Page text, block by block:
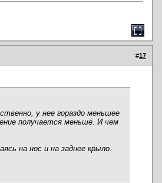
#17
у нее гораздо меньшее
получается меньше. И чем
на нос и на заднее крыло.